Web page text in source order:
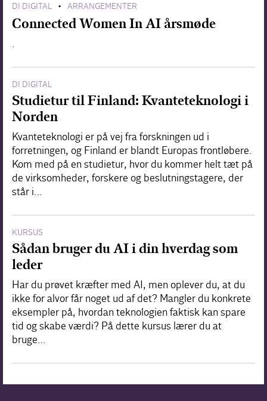
DI DIGITAL • ARRANGEMENTER
Connected Women In AI årsmøde
.
DI DIGITAL
Studietur til Finland: Kvanteteknologi i
Norden
Kvanteteknologi er på vej fra forskningen ud i
forretningen, og Finland er blandt Europas frontløbere.
Kom med på en studietur, hvor du kommer helt tæt på
de virksomheder, forskere og beslutningstagere, der
står i…
KURSUS
Sådan bruger du AI i din hverdag som
leder
Har du prøvet kræfter med AI, men oplever du, at du
ikke for alvor får noget ud af det? Mangler du konkrete
eksempler på, hvordan teknologien faktisk kan spare
tid og skabe værdi? På dette kursus lærer du at
bruge…